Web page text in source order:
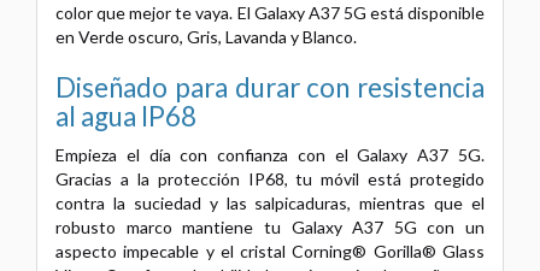
color que mejor te vaya. El Galaxy A37 5G está disponible
en Verde oscuro, Gris, Lavanda y Blanco.
Diseñado para durar con resistencia
al agua IP68
Empieza el día con confianza con el Galaxy A37 5G.
Gracias a la protección IP68, tu móvil está protegido
contra la suciedad y las salpicaduras, mientras que el
robusto marco mantiene tu Galaxy A37 5G con un
aspecto impecable y el cristal Corning® Gorilla® Glass